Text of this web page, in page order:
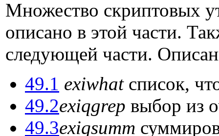
Множество скриптовых
описано в этой части.
следующей части.
49.1 exiwhatсписок,
49.2exiqgrep выбор из
49.3exiqsumm